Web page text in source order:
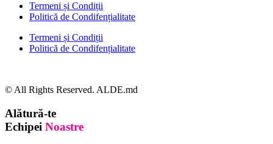
Termeni și Condiții
Politică de Condifențialitate
Termeni și Condiții
Politică de Condifențialitate
© All Rights Reserved. ALDE.md
Alătură-te
Echipei Noastre